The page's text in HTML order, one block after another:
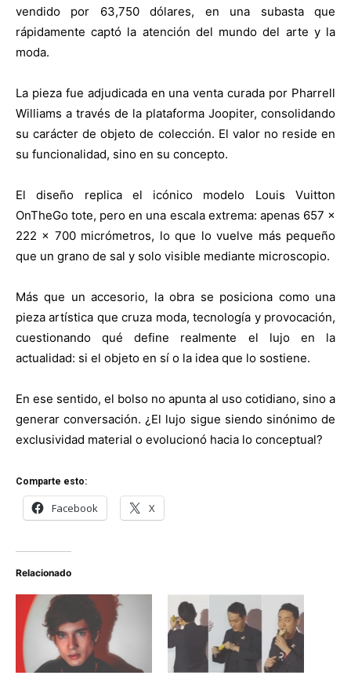
vendido por 63,750 dólares, en una subasta que
rápidamente captó la atención del mundo del arte y la
moda.
La pieza fue adjudicada en una venta curada por Pharrell
Williams a través de la plataforma Joopiter, consolidando
su carácter de objeto de colección. El valor no reside en
su funcionalidad, sino en su concepto.
El diseño replica el icónico modelo Louis Vuitton
OnTheGo tote, pero en una escala extrema: apenas 657 ×
222 × 700 micrómetros, lo que lo vuelve más pequeño
que un grano de sal y solo visible mediante microscopio.
Más que un accesorio, la obra se posiciona como una
pieza artística que cruza moda, tecnología y provocación,
cuestionando qué define realmente el lujo en la
actualidad: si el objeto en sí o la idea que lo sostiene.
En ese sentido, el bolso no apunta al uso cotidiano, sino a
generar conversación. ¿El lujo sigue siendo sinónimo de
exclusividad material o evolucionó hacia lo conceptual?
Comparte esto:
Facebook X
Relacionado